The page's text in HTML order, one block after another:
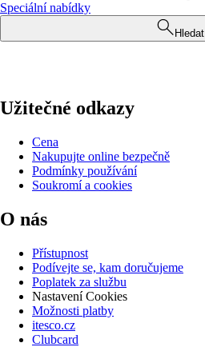
Speciální nabídky
Hledat
Užitečné odkazy
Cena
Nakupujte online bezpečně
Podmínky používání
Soukromí a cookies
O nás
Přístupnost
Podívejte se, kam doručujeme
Poplatek za službu
Nastavení Cookies
Možnosti platby
itesco.cz
Clubcard